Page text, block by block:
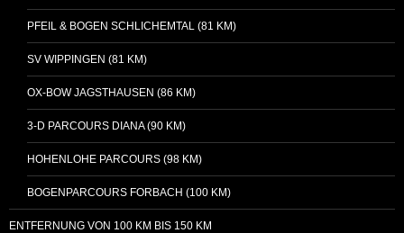
PFEIL & BOGEN SCHLICHEMTAL (81 KM)
SV WIPPINGEN (81 KM)
OX-BOW JAGSTHAUSEN (86 KM)
3-D PARCOURS DIANA (90 KM)
HOHENLOHE PARCOURS (98 KM)
BOGENPARCOURS FORBACH (100 KM)
ENTFERNUNG VON 100 KM BIS 150 KM